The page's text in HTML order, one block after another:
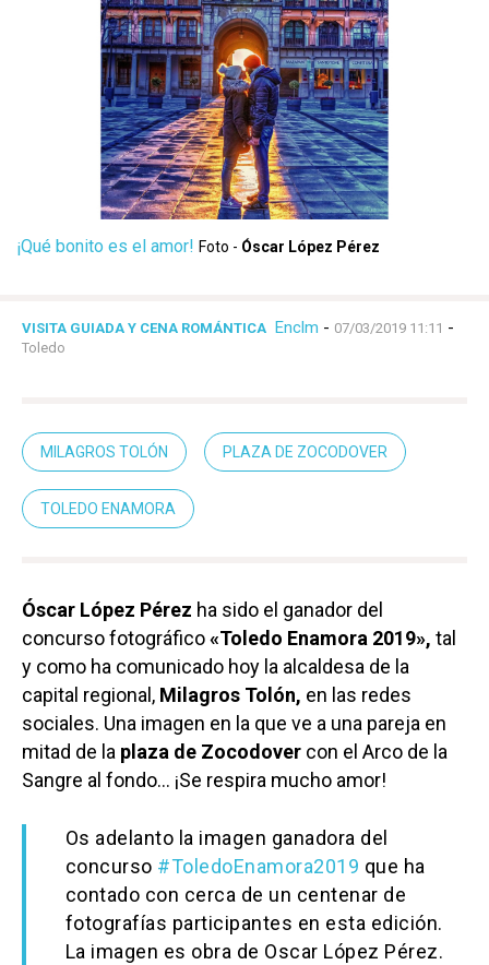
¡Qué bonito es el amor! Foto - Óscar López Pérez
VISITA GUIADA Y CENA ROMÁNTICA Enclm - 07/03/2019 11:11 -
Toledo
MILAGROS TOLÓN PLAZA DE ZOCODOVER
TOLEDO ENAMORA
Óscar López Pérez ha sido el ganador del
concurso fotográfico«Toledo Enamora 2019», tal
y como ha comunicado hoy la alcaldesa de la
capital regional, Milagros Tolón, en las redes
sociales. Una imagen en la que ve a una pareja en
mitad de la plaza de Zocodover con el Arco de la
Sangre al fondo… ¡Se respira mucho amor!
Os adelanto la imagen ganadora del
concurso #ToledoEnamora2019 que ha
contado con cerca de un centenar de
fotografías participantes en esta edición.
La imagen es obra de Oscar López Pérez.